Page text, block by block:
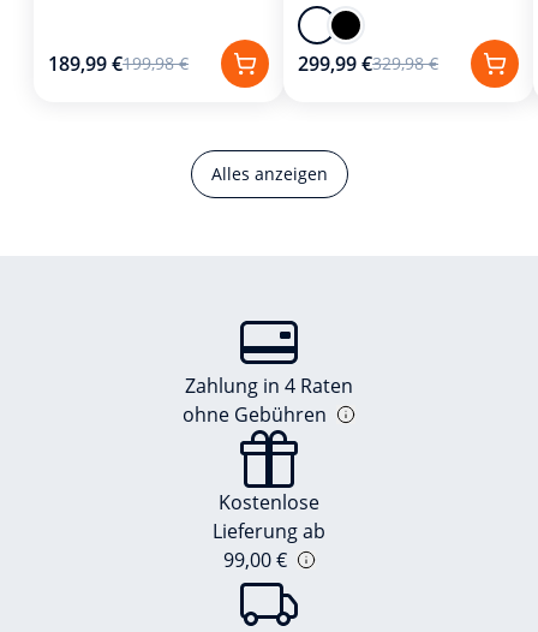
Alles anzeigen
189,99 €199,98 € 299,99 €329,98 €
Zahlung in 4 Raten
ohne Gebühren
Kostenlose
Lieferung ab
99,00 €